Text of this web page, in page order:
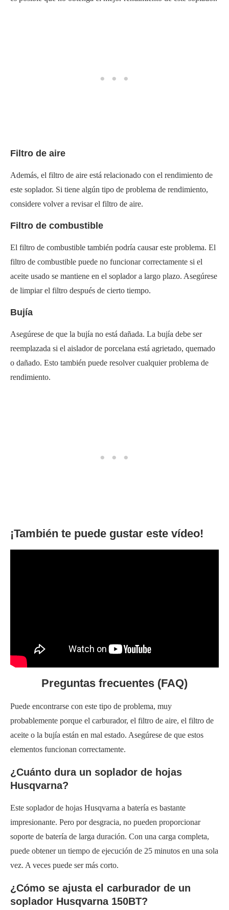
Filtro de aire
Además, el filtro de aire está relacionado con el rendimiento de
este soplador. Si tiene algún tipo de problema de rendimiento,
considere volver a revisar el filtro de aire.
Filtro de combustible
El filtro de combustible también podría causar este problema. El
filtro de combustible puede no funcionar correctamente si el
aceite usado se mantiene en el soplador a largo plazo. Asegúrese
de limpiar el filtro después de cierto tiempo.
Bujía
Asegúrese de que la bujía no está dañada. La bujía debe ser
reemplazada si el aislador de porcelana está agrietado, quemado
o dañado. Esto también puede resolver cualquier problema de
rendimiento.
¡También te puede gustar este vídeo!
Preguntas frecuentes (FAQ)
Puede encontrarse con este tipo de problema, muy
probablemente porque el carburador, el filtro de aire, el filtro de
aceite o la bujía están en mal estado. Asegúrese de que estos
elementos funcionan correctamente.
¿Cuánto dura un soplador de hojas
Husqvarna?
Este soplador de hojas Husqvarna a batería es bastante
impresionante. Pero por desgracia, no pueden proporcionar
soporte de batería de larga duración. Con una carga completa,
puede obtener un tiempo de ejecución de 25 minutos en una sola
vez. A veces puede ser más corto.
¿Cómo se ajusta el carburador de un
soplador Husqvarna 150BT?